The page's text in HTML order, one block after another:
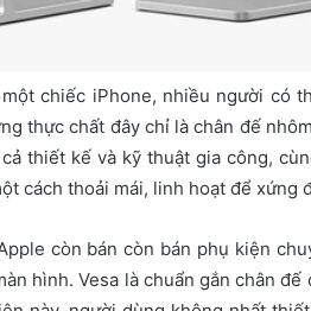
chiếc iPhone, nhiều người có
thực chất đây chỉ là chân đế
thiết kế và kỹ thuật gia công,
cách thoải mái, linh hoạt để xứng
còn bán còn bán phụ kiện
hình. Vesa là chuẩn gắn chân